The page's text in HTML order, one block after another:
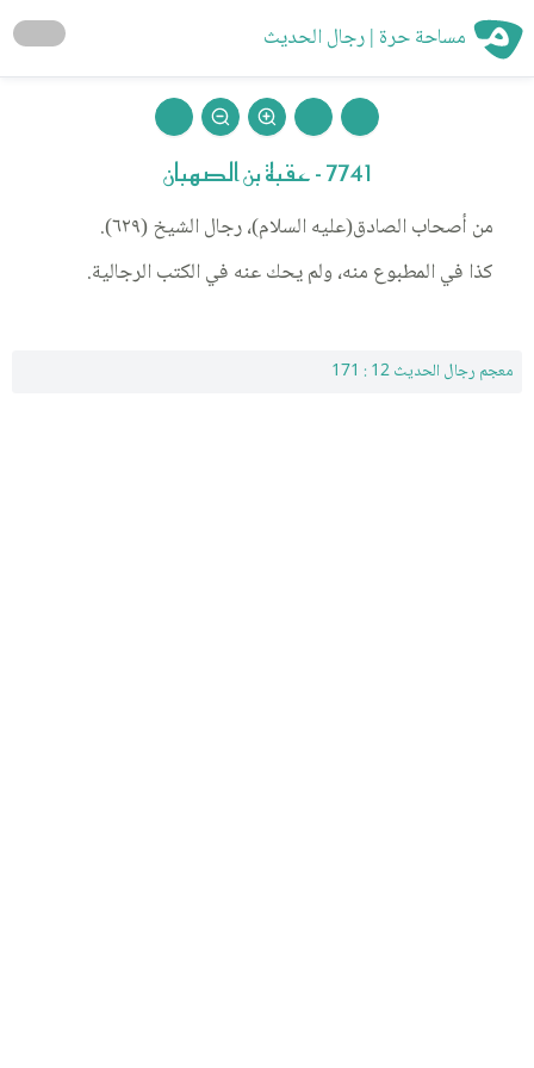
مساحة حرة | رجال الحديث
7741 - عقبة بن الصهبان
من أصحاب الصادق(عليه السلام)، رجال الشيخ (٦٢٩).
كذا في المطبوع منه، ولم يحك عنه في الكتب الرجالية.
معجم رجال الحديث 12 : 171